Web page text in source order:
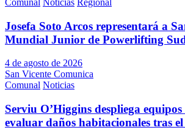
Comunal Noticias Regional
Josefa Soto Arcos representará a
Mundial Junior de Powerlifting
4 de agosto de 2026
San Vicente Comunica
Comunal Noticias
Serviu O’Higgins despliega
evaluar daños habitacionales tras